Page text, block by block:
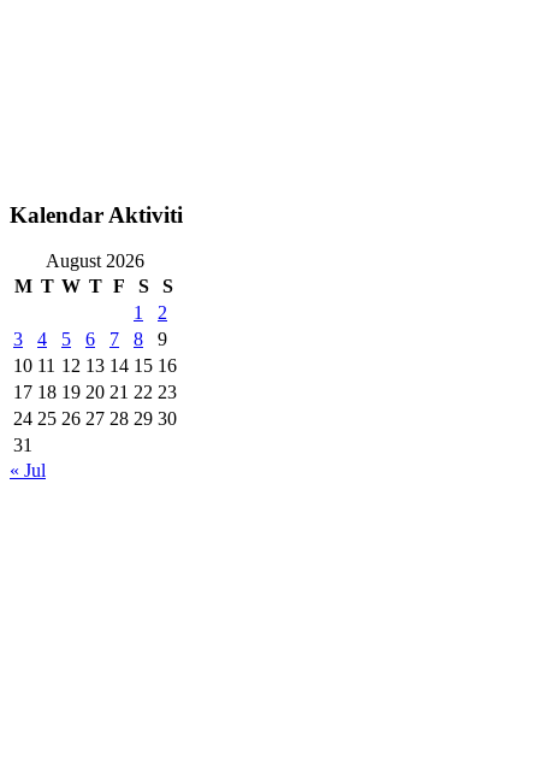
Kalendar Aktiviti
August 2026
M T W T F S
S
1
2
3
4 5 6 7 8
9
10 11 12 13 14 15 16
17 18 19 20 21 22 23
24 25 26 27 28 29 30
31
« Jul